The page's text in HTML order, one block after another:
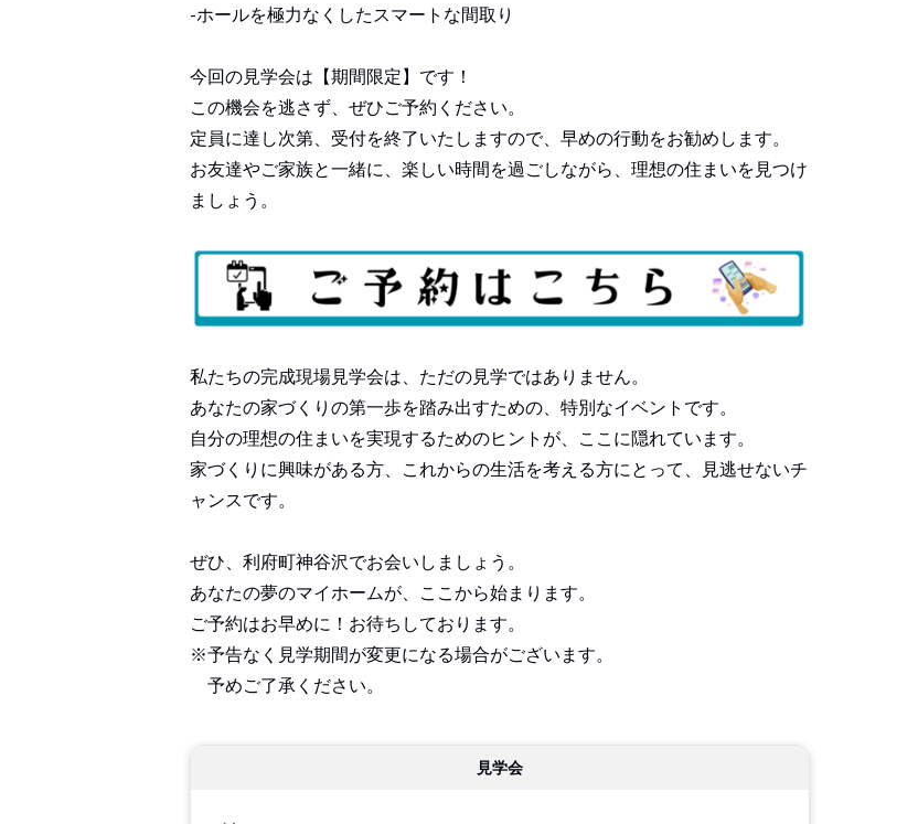
-ホールを極力なくしたスマートな間取り
今回の見学会は【期間限定】です！
この機会を逃さず、ぜひご予約ください。
定員に達し次第、受付を終了いたしますので、早めの行動をお勧めします。
お友達やご家族と一緒に、楽しい時間を過ごしながら、理想の住まいを見つけ
ましょう。
私たちの完成現場見学会は、ただの見学ではありません。
あなたの家づくりの第一歩を踏み出すための、特別なイベントです。
自分の理想の住まいを実現するためのヒントが、ここに隠れています。
家づくりに興味がある方、これからの生活を考える方にとって、見逃せないチ
ャンスです。
ぜひ、利府町神谷沢でお会いしましょう。
あなたの夢のマイホームが、ここから始まります。
ご予約はお早めに！お待ちしております。
※予告なく見学期間が変更になる場合がございます。
予めご了承ください。
見学会